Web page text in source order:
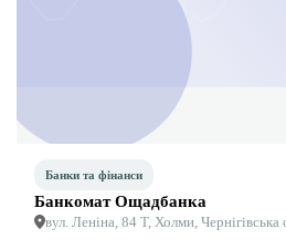
Банки та фінанси
Банкомат Ощадбанка
вул. Леніна, 84 Т, Холми, Чернігівська